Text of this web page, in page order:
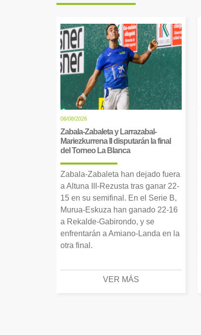
06/08/2026
Zabala-Zabaleta y Larrazabal-
Mariezkurrena II disputarán la final
del Torneo La Blanca
Zabala-Zabaleta han dejado fuera
a Altuna III-Rezusta tras ganar 22-
15 en su semifinal. En el Serie B,
Murua-Eskuza han ganado 22-16
a Rekalde-Gabirondo, y se
enfrentarán a Amiano-Landa en la
otra final.
VER MÁS